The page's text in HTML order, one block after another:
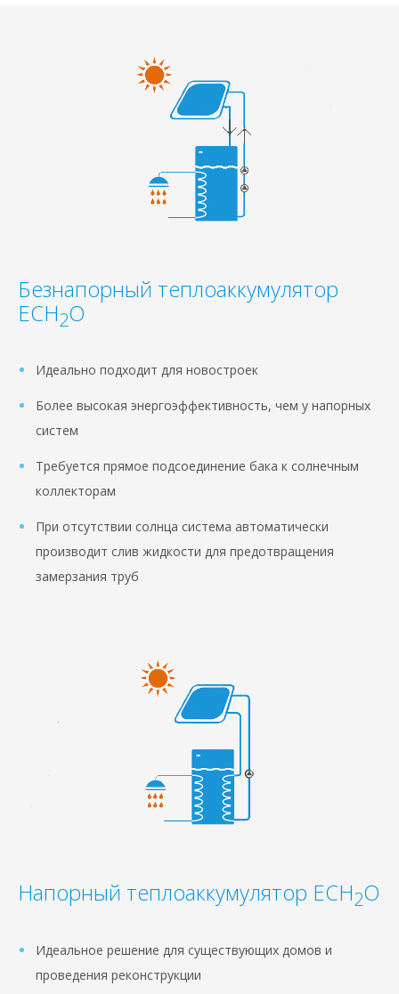
Безнапорный теплоаккумулятор
ECH2O
Идеально подходит для новостроек
Более высокая энергоэффективность, чем у напорных
систем
Требуется прямое подсоединение бака к солнечным
коллекторам
При отсутствии солнца система автоматически
производит слив жидкости для предотвращения
замерзания труб
Напорный теплоаккумулятор ECH2O
Идеальное решение для существующих домов и
проведения реконструкции